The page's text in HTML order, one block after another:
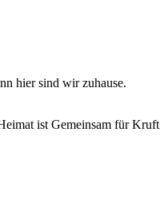
hier sind wir zuhause.
ist Gemeinsam für Kruft